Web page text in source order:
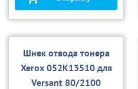
Шнек отвода тонера
Xerox 052K13510 для
Versant 80/2100